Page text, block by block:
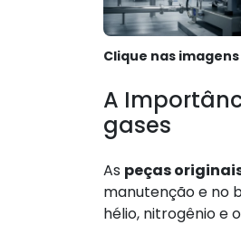
Clique nas
A
gases
As peças
manutenção e no
hélio, nitrogênio e